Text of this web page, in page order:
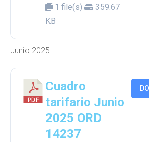
1 file(s)
359.67
KB
Junio 2025
Cuadro
tarifario Junio
2025 ORD
14237